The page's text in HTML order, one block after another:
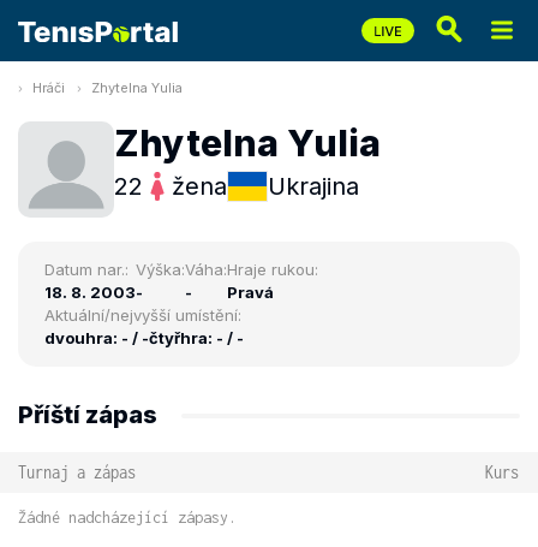
Hráči Zhytelna Yulia
Zhytelna Yulia
22 žena Ukrajina
Datum nar.:
18. 8. 2003
Výška:
-
Váha:
-
Hraje rukou:
Pravá
Aktuální/nejvyšší umístění:
dvouhra: - / -čtyřhra: - / -
Příští zápas
Turnaj a zápas Kurs
Žádné nadcházející zápasy.